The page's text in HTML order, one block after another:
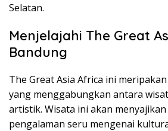
Selatan.
Menjelajahi The Great
Bandung
The Great Asia Africa ini
yang menggabungkan antara
artistik. Wisata ini akan
pengalaman seru mengenai